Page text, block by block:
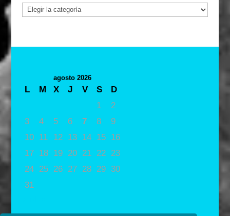
Categorías
agosto 2026
L M X J V S
D
1
2
3
4 5 6 7 8
9
10
11 12 13 14 15
16
17
18 19 20 21 22
23
24
25 26 27 28 29 30
31